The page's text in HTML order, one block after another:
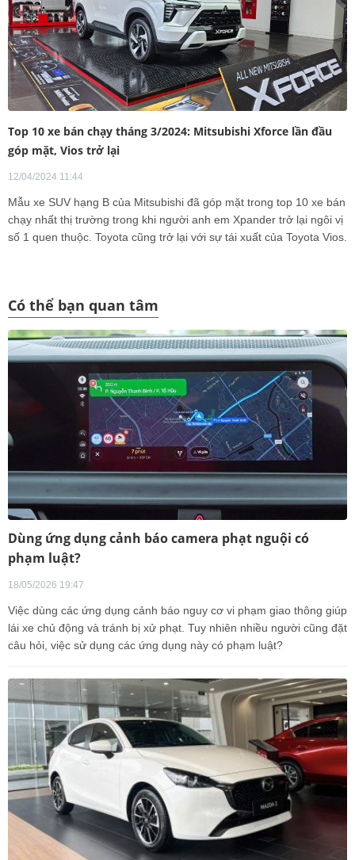
Top 10 xe bán chạy tháng 3/2024: Mitsubishi Xforce lần đầu
góp mặt, Vios trở lại
12/04/2024 11:44
Mẫu xe SUV hạng B của Mitsubishi đã góp mặt trong top 10 xe bán
chạy nhất thị trường trong khi người anh em Xpander trở lại ngôi vị
số 1 quen thuộc. Toyota cũng trở lại với sự tái xuất của Toyota Vios.
Có thể bạn quan tâm
Dùng ứng dụng cảnh báo camera phạt nguội có
phạm luật?
18/05/2026 19:47
Việc dùng các ứng dụng cảnh báo nguy cơ vi phạm giao thông giúp
lái xe chủ động và tránh bị xử phạt. Tuy nhiên nhiều người cũng đặt
câu hỏi, việc sử dụng các ứng dụng này có phạm luật?